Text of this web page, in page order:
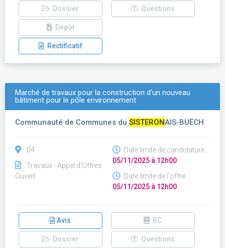
Dossier Questions
Dépôt
Rectificatif
Marché de travaux pour la construction d'un nouveau
bâtiment pour le pôle environnement
Communauté de Communes du SISTERONAIS-BUËCH
04
Travaux - Appel d'Offres
Ouvert
Date limite de candidature :
05/11/2025 à 12h00
Date limite de l'offre :
05/11/2025 à 12h00
Avis RC
Dossier Questions